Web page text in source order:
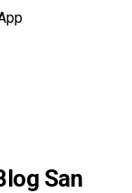
San